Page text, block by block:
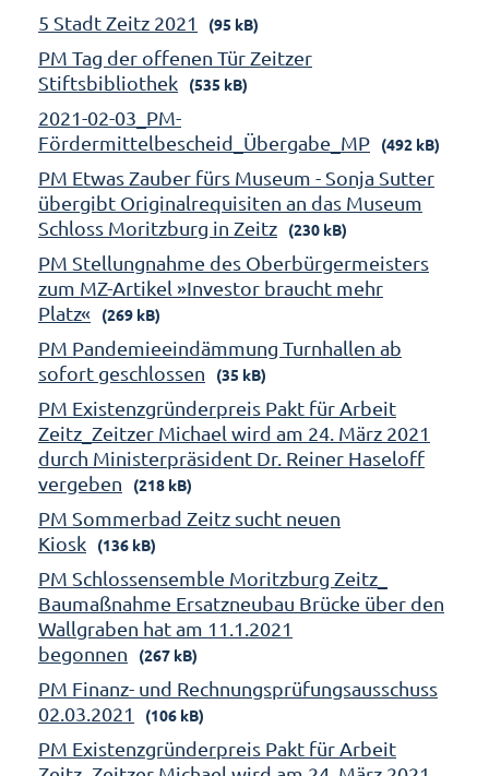
5 Stadt Zeitz 2021 (95 kB)
PM Tag der offenen Tür Zeitzer
Stiftsbibliothek
(535 kB)
2021-02-03_PM-
Fördermittelbescheid_Übergabe_MP
(492 kB)
PM Etwas Zauber fürs Museum - Sonja Sutter
übergibt Originalrequisiten an das Museum
Schloss Moritzburg in Zeitz
(230 kB)
PM Stellungnahme des Oberbürgermeisters
zum MZ-Artikel »Investor braucht mehr
Platz«
(269 kB)
PM Pandemieeindämmung Turnhallen ab
sofort geschlossen
(35 kB)
PM Existenzgründerpreis Pakt für Arbeit
Zeitz_Zeitzer Michael wird am 24. März 2021
durch Ministerpräsident Dr. Reiner Haseloff
vergeben
(218 kB)
PM Sommerbad Zeitz sucht neuen
Kiosk
(136 kB)
PM Schlossensemble Moritzburg Zeitz_
Baumaßnahme Ersatzneubau Brücke über den
Wallgraben hat am 11.1.2021
begonnen
(267 kB)
PM Finanz- und Rechnungsprüfungsausschuss
02.03.2021
(106 kB)
PM Existenzgründerpreis Pakt für Arbeit